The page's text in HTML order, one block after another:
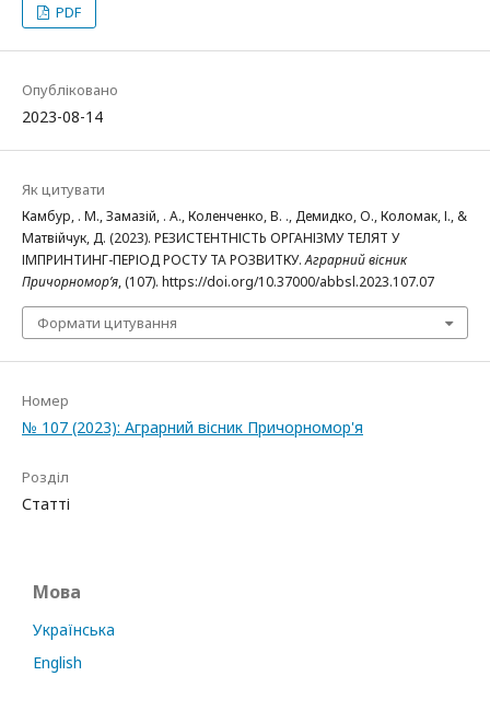
PDF
Опубліковано
2023-08-14
Як цитувати
Камбур, . М., Замазій, . А., Коленченко, В. ., Демидко, О., Коломак, І., &
Матвійчук, Д. (2023). РЕЗИСТЕНТНІСТЬ ОРГАНІЗМУ ТЕЛЯТ У
ІМПРИНТИНГ-ПЕРІОД РОСТУ ТА РОЗВИТКУ.Аграрний вісник
Причорномор’я, (107). https://doi.org/10.37000/abbsl.2023.107.07
Формати цитування
Номер
№ 107 (2023): Аграрний вісник Причорномор'я
Розділ
Статті
Мова
Українська
English